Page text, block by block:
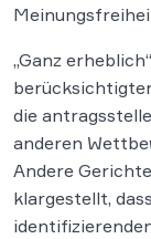
„Ganz
die
anderen
Andere
klargestellt,